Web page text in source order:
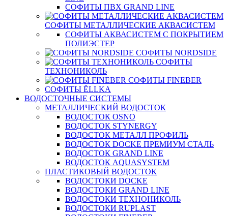
СОФИТЫ ПВХ GRAND LINE
СОФИТЫ МЕТАЛЛИЧЕСКИЕ АКВАСИСТЕМ
СОФИТЫ АКВАСИСТЕМ С ПОКРЫТИЕМ
ПОЛИЭСТЕР
СОФИТЫ NORDSIDE
СОФИТЫ
ТЕХНОНИКОЛЬ
СОФИТЫ FINEBER
СОФИТЫ ЁLLKA
ВОДОСТОЧНЫЕ СИСТЕМЫ
МЕТАЛЛИЧЕСКИЙ ВОДОСТОК
ВОДОСТОК OSNO
ВОДОСТОК STYNERGY
ВОДОСТОК МЕТАЛЛ ПРОФИЛЬ
ВОДОСТОК DOCKE ПРЕМИУМ СТАЛЬ
ВОДОСТОК GRAND LINE
ВОДОСТОК AQUASYSTEM
ПЛАСТИКОВЫЙ ВОДОСТОК
ВОДОСТОКИ DOCKE
ВОДОСТОКИ GRAND LINE
ВОДОСТОКИ ТЕХНОНИКОЛЬ
ВОДОСТОКИ RUPLAST